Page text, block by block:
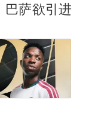
巴萨欲引进